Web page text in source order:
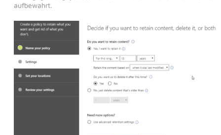
aufbewahrt.